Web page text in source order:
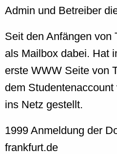
Admin und Betreiber
Seit den Anfängen von
als Mailbox dabei. Hat
erste WWW Seite von
dem
ins Netz gestellt.
1999 Anmeldung der
frankfurt.de